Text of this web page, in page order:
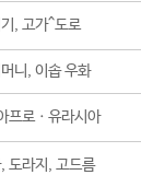
, 고가^도로
니, 이솝 우화
프로ㆍ유라시아
도라지, 고드름